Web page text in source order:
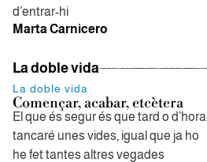
d’entrar-hi
Marta Carnicero
La doble vida
La doble vida
Començar, acabar, etcètera
El que és segur és que tard o d’hora
tancaré unes vides, igual que ja ho
he fet tantes altres vegades